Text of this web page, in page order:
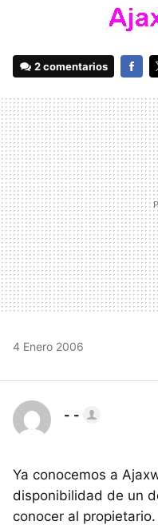
2 comentarios
4 Enero 2006
- -
Ya conocemos a
disponibilidad de un
conocer al